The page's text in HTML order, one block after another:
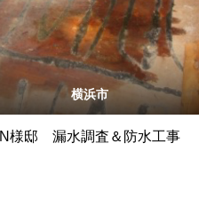
横浜市
N様邸 漏水調査＆防水工事